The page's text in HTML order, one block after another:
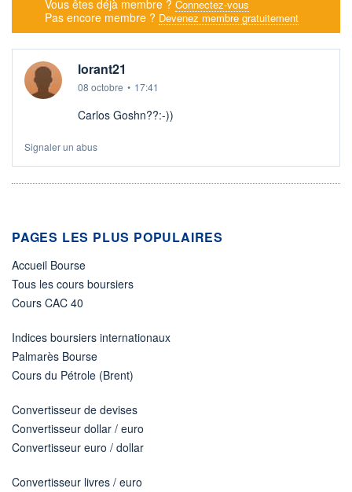
Vous êtes déjà membre ? Connectez-vous
Pas encore membre ? Devenez membre gratuitement
lorant21
08 octobre • 17:41
Carlos Goshn??:-))
Signaler un abus
PAGES LES PLUS POPULAIRES
Accueil Bourse
Tous les cours boursiers
Cours CAC 40
Indices boursiers internationaux
Palmarès Bourse
Cours du Pétrole (Brent)
Convertisseur de devises
Convertisseur dollar / euro
Convertisseur euro / dollar
Convertisseur livres / euro